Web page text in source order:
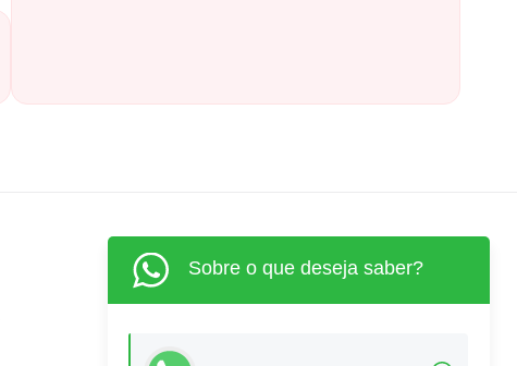
(62) 3515-1280
Sobre o que deseja saber?